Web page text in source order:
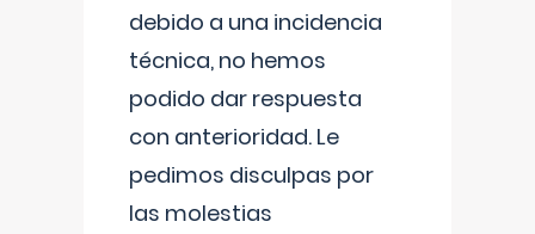
debido a una incidencia
técnica, no hemos
podido dar respuesta
con anterioridad. Le
pedimos disculpas por
las molestias